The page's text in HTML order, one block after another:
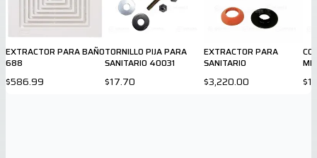
EXTRACTOR PARA BAÑO
688
$586.99
TORNILLO PIJA PARA
SANITARIO 40031
$17.70
EXTRACTOR PARA
SANITARIO
$3,220.00